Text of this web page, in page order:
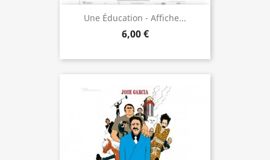
Une Éducation - Affiche...
6,00 €